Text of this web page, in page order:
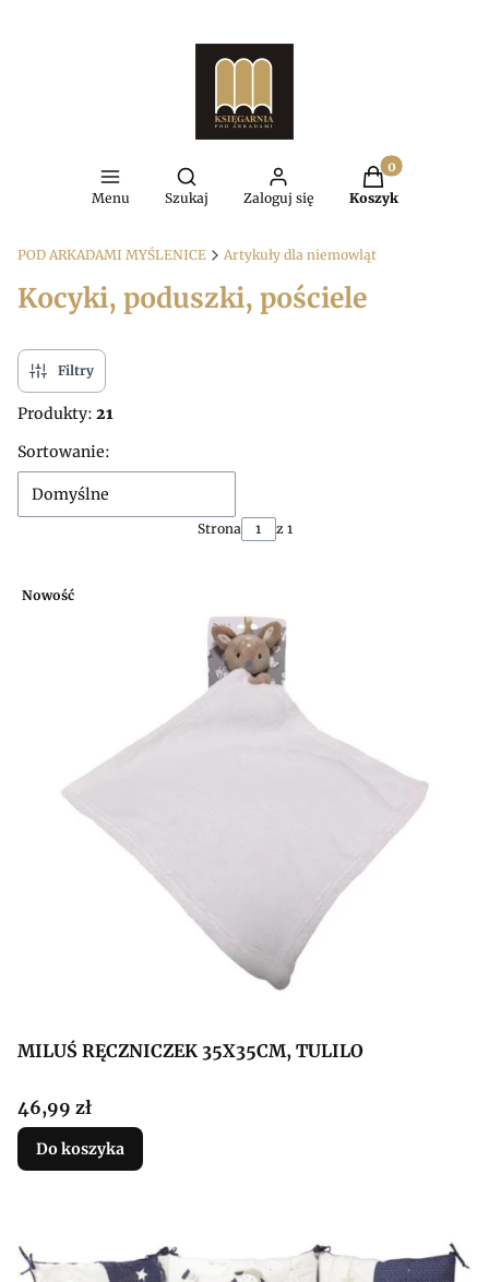
Menu
Otwórz wyszukiwarkę
Szukaj Zaloguj się
Produkty w
Koszyk
POD ARKADAMI MYŚLENICE Artykuły dla niemowląt
Kocyki, poduszki, pościele
Filtry
Produkty: 21
Lista produktów
Sortowanie:
Domyślne
Strona z 1
Nowość
MILUŚ RĘCZNICZEK 35X35CM, TULILO
Cena
46,99 zł
Do koszyka